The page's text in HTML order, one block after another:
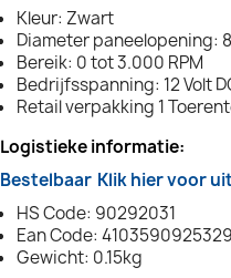
Kleur: Zwart
Diameter paneelopening:
Bereik: 0 tot 3.000 RPM
Bedrijfsspanning: 12 Volt
Retail verpakking 1
Logistieke informatie:
Bestelbaar Klik hier voor
HS Code: 90292031
Ean Code: 4103590925329
Gewicht: 0.15kg